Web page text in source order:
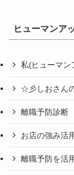
ヒューマンア
私(ヒューマン
☆彡しおさん
離職予防診断
お店の強み活
離職予防を活